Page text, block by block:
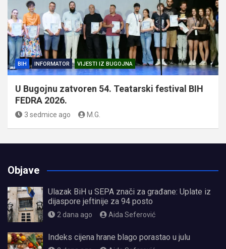
BIH INFORMATOR VIJESTI IZ BUGOJNA
U Bugojnu zatvoren 54. Teatarski festival BIH
FEDRA 2026.
3 sedmice ago M.G.
Objave
Ulazak BiH u SEPA znači za građane: Uplate iz
dijaspore jeftinije za 94 posto
2 dana ago Aida Seferović
Indeks cijena hrane blago porastao u julu